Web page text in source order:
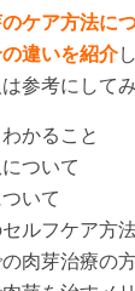
ケア方法に
違いを紹介
参考にして
かること
ついて
いて
ルフケア方
肉芽治療の